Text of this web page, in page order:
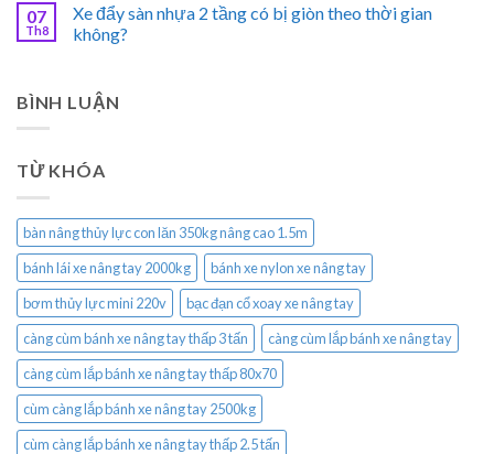
07
Th8
Xe đẩy sàn nhựa 2 tầng có bị giòn theo thời gian
không?
BÌNH LUẬN
TỪ KHÓA
bàn nâng thủy lực con lăn 350kg nâng cao 1.5m
bánh lái xe nâng tay 2000kg
bánh xe nylon xe nâng tay
bơm thủy lực mini 220v
bạc đạn cổ xoay xe nâng tay
càng cùm bánh xe nâng tay thấp 3 tấn
càng cùm lắp bánh xe nâng tay
càng cùm lắp bánh xe nâng tay thấp 80x70
cùm càng lắp bánh xe nâng tay 2500kg
cùm càng lắp bánh xe nâng tay thấp 2.5 tấn